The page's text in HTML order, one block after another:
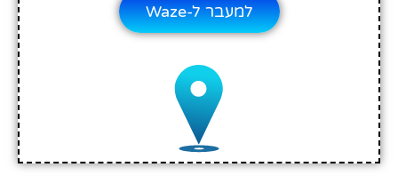
למעבר ל-Waze